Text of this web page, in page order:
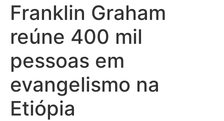
Franklin Graham
reúne 400 mil
pessoas em
evangelismo na
Etiópia